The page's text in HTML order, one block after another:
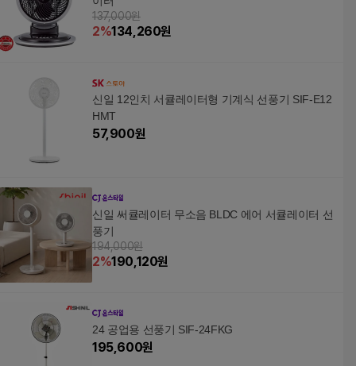
137,000원
2%134,260원
신일 12인치 서큘레이터형 기계식 선풍기 SIF-E12
HMT
57,900원
신일 써큘레이터 무소음 BLDC 에어 서큘레이터 선
풍기
194,000원
2%190,120원
24 공업용 선풍기 SIF-24FKG
195,600원